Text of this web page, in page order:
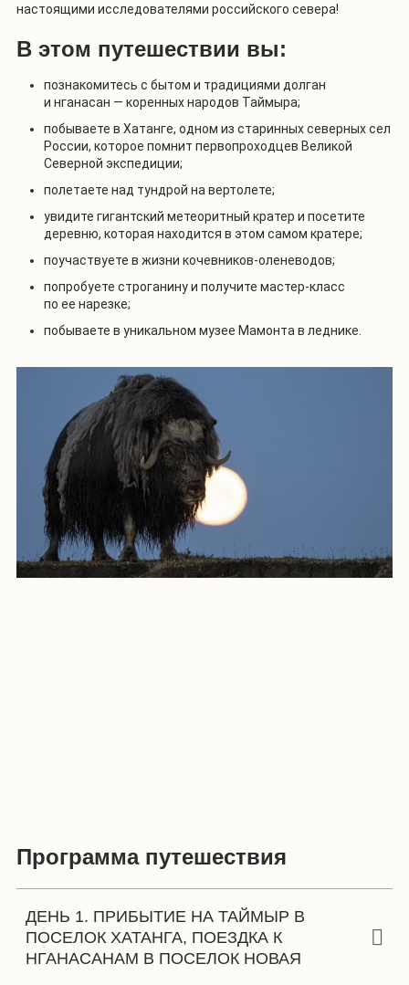
настоящими исследователями российского севера!
В этом путешествии вы:
познакомитесь с бытом и традициями долган
и нганасан — коренных народов Таймыра;
побываете в Хатанге, одном из старинных северных сел
России, которое помнит первопроходцев Великой
Северной экспедиции;
полетаете над тундрой на вертолете;
увидите гигантский метеоритный кратер и посетите
деревню, которая находится в этом самом кратере;
поучаствуете в жизни кочевников-оленеводов;
попробуете строганину и получите мастер-класс
по ее нарезке;
побываете в уникальном музее Мамонта в леднике.
Программа путешествия
ДЕНЬ 1. ПРИБЫТИЕ НА ТАЙМЫР В
ПОСЕЛОК ХАТАНГА, ПОЕЗДКА К
НГАНАСАНАМ В ПОСЕЛОК НОВАЯ